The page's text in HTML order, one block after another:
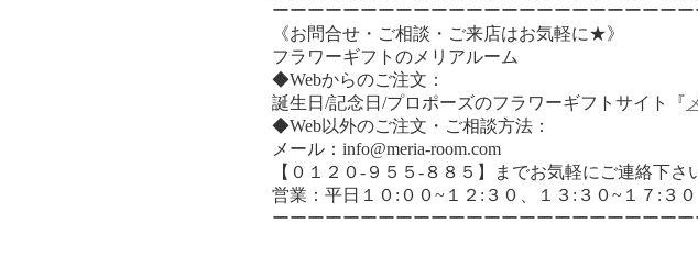
ーーーーーーーーーーーーーーーーーーーーーーー
《お問合せ・ご相談・ご来店はお気軽に★》
フラワーギフトのメリアルーム
◆Webからのご注文：
誕生日/記念日/プロポーズのフラワーギフトサイト『
◆Web以外のご注文・ご相談方法：
メール：info@meria-room.com
【０１２０-９５５-８８５】までお気軽にご連絡下さ
営業：平日１０:００~１２:３０、１３:３０~１７:３０
ーーーーーーーーーーーーーーーーーーーーーーー